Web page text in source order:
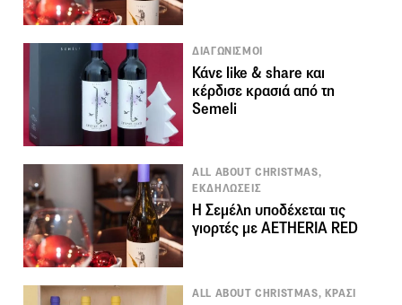
ΔΙΑΓΩΝΙΣΜΟΙ
Κάνε like & share και
κέρδισε κρασιά από τη
Semeli
ALL ABOUT CHRISTMAS,
ΕΚΔΗΛΩΣΕΙΣ
Η Σεμέλη υποδέχεται τις
γιορτές με ΑΕΤΗΕRIA RED
ALL ABOUT CHRISTMAS, ΚΡΑΣΙ